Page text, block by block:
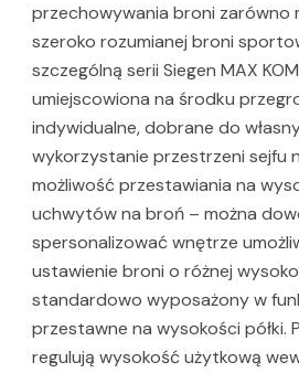
przechowywania broni zarówno
szeroko rozumianej broni
szczególną serii Siegen MAX
umiejscowiona na środku
indywidualne, dobrane do
wykorzystanie przestrzeni sejfu
możliwość przestawiania na
uchwytów na broń – można
spersonalizować wnętrze
ustawienie broni o różnej
standardowo wyposażony w
przestawne na wysokości półki.
regulują wysokość użytkową